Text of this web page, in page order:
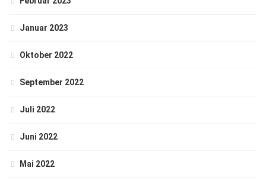
Januar 2023
Oktober 2022
September 2022
Juli 2022
Juni 2022
Mai 2022